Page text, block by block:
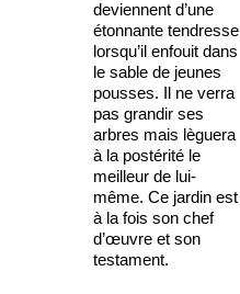
deviennent d’une
étonnante tendresse
lorsqu’il enfouit dans
le sable de jeunes
pousses. Il ne verra
pas grandir ses
arbres mais lèguera
à la postérité le
meilleur de lui-
même. Ce jardin est
à la fois son chef
d’œuvre et son
testament.